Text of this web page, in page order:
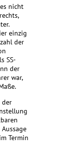
nicht
einzig
der
SS-
der
war,
der
Termin